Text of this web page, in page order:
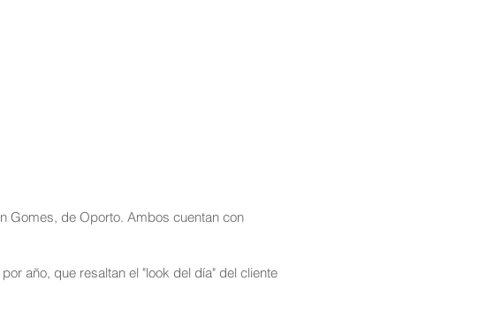
Gomes, de Oporto. Ambos cuentan con
año, que resaltan el "look del día" del cliente